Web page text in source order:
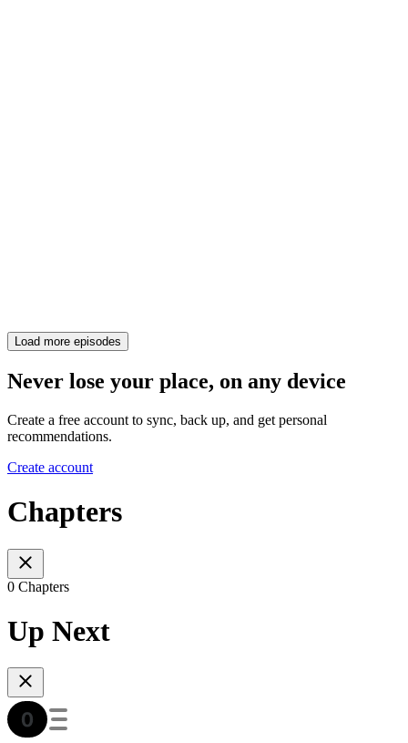
Load more episodes
Never lose your place, on any device
Create a free account to sync, back up, and get personal
recommendations.
Create account
Chapters
0 Chapters
Up Next